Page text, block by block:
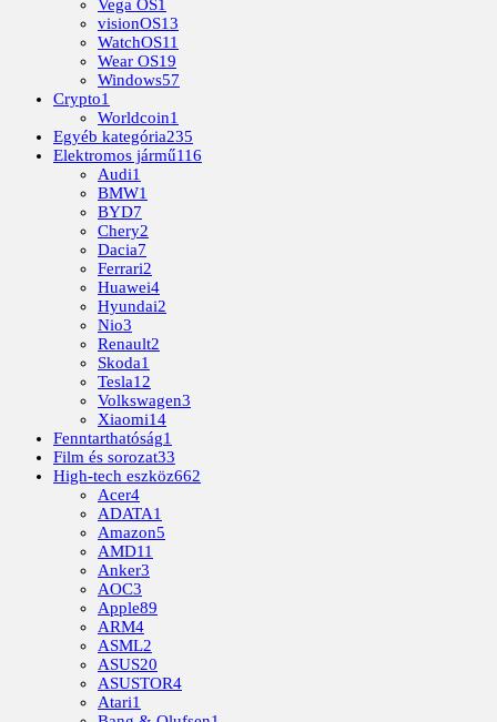
Vega OS1
visionOS13
WatchOS11
Wear OS19
Windows57
Crypto1
Worldcoin1
Egyéb kategória235
Elektromos jármű116
Audi1
BMW1
BYD7
Chery2
Dacia7
Ferrari2
Huawei4
Hyundai2
Nio3
Renault2
Skoda1
Tesla12
Volkswagen3
Xiaomi14
Fenntarthatóság1
Film és sorozat33
High-tech eszköz662
Acer4
ADATA1
Amazon5
AMD11
Anker3
AOC3
Apple89
ARM4
ASML2
ASUS20
ASUSTOR4
Atari1